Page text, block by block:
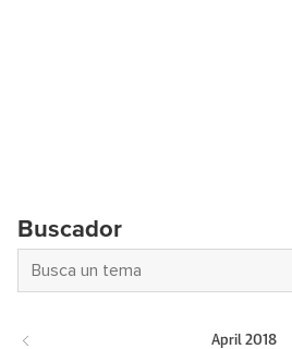
Buscador
April 2018